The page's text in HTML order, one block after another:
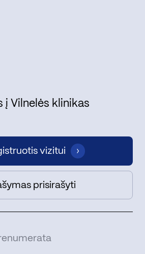
į Vilnelės klinikas
vizitui
prisirašyti